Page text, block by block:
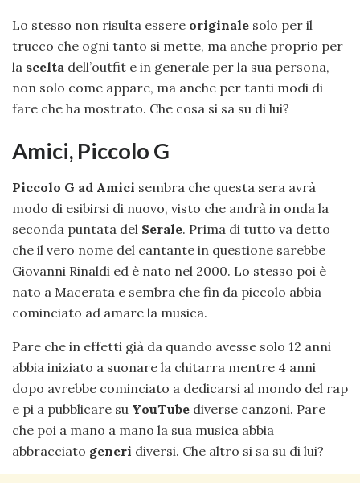
Lo stesso non risulta essere originale solo per il
trucco che ogni tanto si mette, ma anche proprio per
la scelta dell’outfit e in generale per la sua persona,
non solo come appare, ma anche per tanti modi di
fare che ha mostrato. Che cosa si sa su di lui?
Amici, Piccolo G
Piccolo G ad Amici sembra che questa sera avrà
modo di esibirsi di nuovo, visto che andrà in onda la
seconda puntata del Serale. Prima di tutto va detto
che il vero nome del cantante in questione sarebbe
Giovanni Rinaldi ed è nato nel 2000. Lo stesso poi è
nato a Macerata e sembra che fin da piccolo abbia
cominciato ad amare la musica.
Pare che in effetti già da quando avesse solo 12 anni
abbia iniziato a suonare la chitarra mentre 4 anni
dopo avrebbe cominciato a dedicarsi al mondo del rap
e pi a pubblicare su YouTube diverse canzoni. Pare
che poi a mano a mano la sua musica abbia
abbracciato generi diversi. Che altro si sa su di lui?